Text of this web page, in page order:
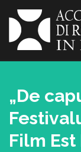
„De
Film Est